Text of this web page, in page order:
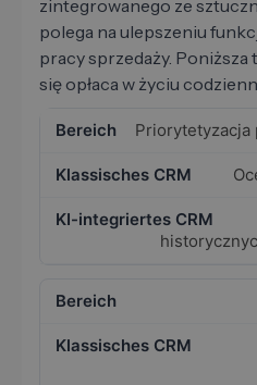
zintegrowanego ze
polega na ulepszeniu
pracy sprzedaży. Poniższa
się opłaca w życiu